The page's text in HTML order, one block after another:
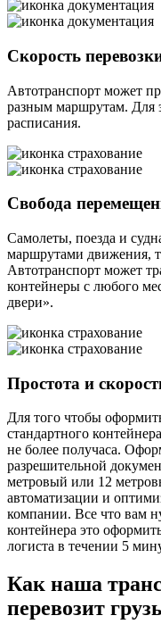
Скорость
Автотранспорт может
разным маршрутам. Для
расписания.
Свобода
Самолеты, поезда и
маршрутами движения,
Автотранспорт может
контейнеры с любого
двери».
Простота и
Для того чтобы
стандартного
не более получаса.
разрешительной
метровый или 12
автоматизации и
компании. Все что вам
контейнера это
логиста в течении 5
Как наша
перевозит